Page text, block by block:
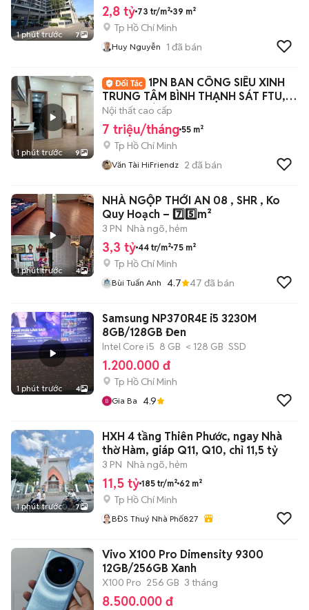
1 phút trước 7
2,8 tỷ 73 tr/m² 39 m²
Tp Hồ Chí Minh
Huy Nguyễn 1 đã bán
1 phút trước 9
1PN BAN CÔNG SIÊU XINH
TRUNG TÂM BÌNH THẠNH SÁT FTU,
UEF, N4 HÀNG XANH
Nội thất cao cấp
7 triệu/tháng 55 m²
Tp Hồ Chí Minh
Văn Tài HiFriendz 2 đã bán
1 phút trước 4
NHÀ NGỘP THỚI AN 08 , SHR , Ko
Quy Hoạch – 7️⃣5️⃣m²
3 PN Nhà ngõ, hẻm
3,3 tỷ 44 tr/m² 75 m²
Tp Hồ Chí Minh
Bùi Tuấn Anh 4.7 47 đã bán
1 phút trước 4
Samsung NP370R4E i5 3230M
8GB/128GB Đen
Intel Core i5 8 GB < 128 GB SSD
1.200.000 đ
Tp Hồ Chí Minh
Gia Ba 4.9
1 phút trước 7
HXH 4 tầng Thiên Phước, ngay Nhà
thờ Hàm, giáp Q11, Q10, chỉ 11,5 tỷ
3 PN Nhà ngõ, hẻm
11,5 tỷ 185 tr/m² 62 m²
Tp Hồ Chí Minh
BĐS Thuý Nhà Phố827
Vivo X100 Pro Dimensity 9300
12GB/256GB Xanh
X100 Pro 256 GB 3 tháng
8.500.000 đ